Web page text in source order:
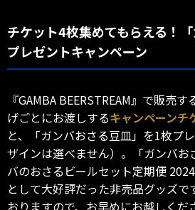
チケット4枚集めてもらえる！「
プレゼントキャンペーン
『GAMBA BEERSTREAM』で販売
げごとにお渡しするキャンペーンチ
と、「ガンバおさる豆皿」を1枚プ
ザインは選べません）。「ガンバお
バのおさるビールセット定期便
として大好評だった非売品グッズで
おりますので、お早めにお越しくだ